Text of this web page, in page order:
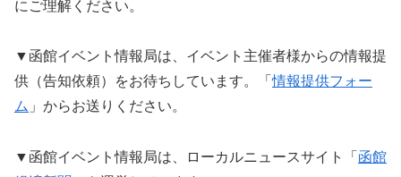
にご理解ください。
▼函館イベント情報局は、イベント主催者様からの情報提
供（告知依頼）をお待ちしています。「情報提供フォー
ム 」からお送りください。
▼函館イベント情報局は、ローカルニュースサイト「 函館